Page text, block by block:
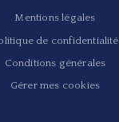
Mentions légales
de confidentialité
Conditions générales
Gérer mes cookies